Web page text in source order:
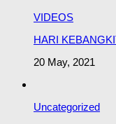
VIDEOS
HARI
20 May, 2021
Uncategorized